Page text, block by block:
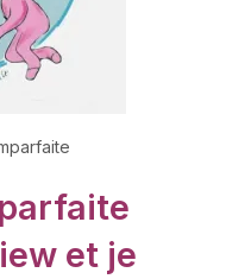
et je